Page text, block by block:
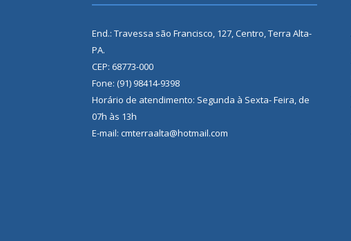
End.: Travessa são Francisco, 127, Centro, Terra Alta-
PA.
CEP: 68773-000
Fone: (91) 98414-9398
Horário de atendimento: Segunda à Sexta- Feira, de
07h às 13h
E-mail: cmterraalta@hotmail.com